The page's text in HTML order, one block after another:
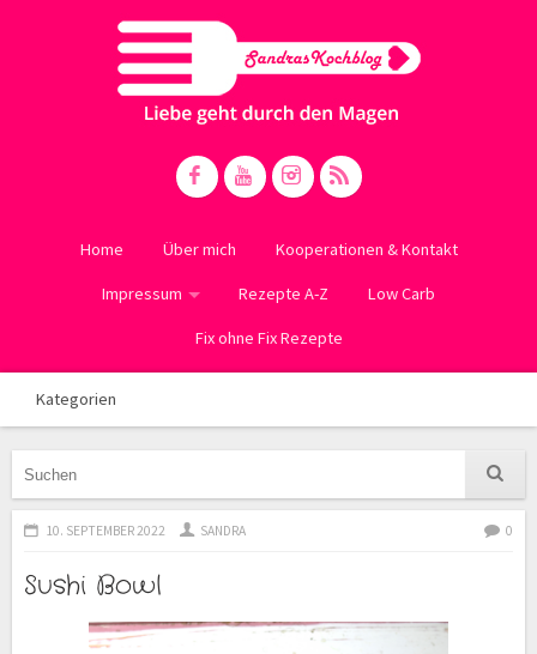
Home Über mich Kooperationen & Kontakt
Impressum Rezepte A-Z Low Carb
Fix ohne Fix Rezepte
Kategorien
10. SEPTEMBER 2022 SANDRA 0
Sushi Bowl